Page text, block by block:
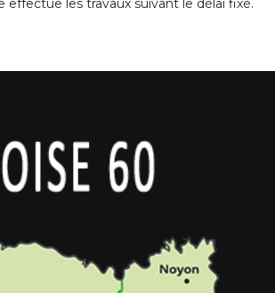
effectue les travaux suivant le délai fixé.